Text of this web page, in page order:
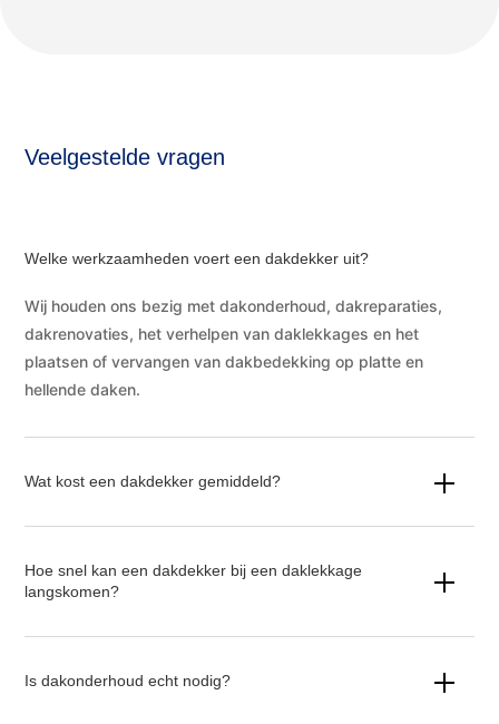
Veelgestelde vragen
Welke werkzaamheden voert een dakdekker uit?
Wij houden ons bezig met dakonderhoud, dakreparaties,
dakrenovaties, het verhelpen van daklekkages en het
plaatsen of vervangen van dakbedekking op platte en
hellende daken.
Wat kost een dakdekker gemiddeld?
Hoe snel kan een dakdekker bij een daklekkage
langskomen?
Is dakonderhoud echt nodig?